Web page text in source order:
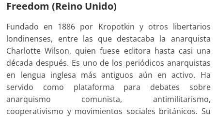
Freedom (Reino Unido)
Fundado en 1886 por Kropotkin y otros libertarios
londinenses, entre las que destacaba la anarquista
Charlotte Wilson, quien fuese editora hasta casi una
década después. Es uno de los periódicos anarquistas
en lengua inglesa más antiguos aún en activo. Ha
servido como plataforma para debates sobre
anarquismo comunista, antimilitarismo,
cooperativismo y movimientos sociales británicos. Su